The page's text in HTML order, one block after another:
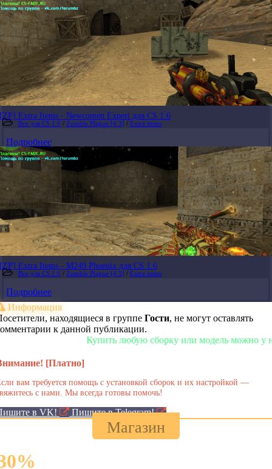
[ZP] Extra Items - Newcomen Expert для CS 1.6
Все для CS 1.6 / Zombie Plague [4.3] / Extra items
Подробнее
[ZP] Extra Items - M249 Phoenix для CS 1.6
Все для CS 1.6 / Zombie Plague [4.3] / Extra items
Подробнее
Информация
находящиеся в группе Гости, не могут оставлять
к данной публикации.
Купить любую сборку или модель можно у нас в
[Платно]
вам требуется помощь с установкой сборок и их настройкой —
с нами. Мы всегда готовы помочь!
в VK! Пишите в Telegram!
Магазин
%